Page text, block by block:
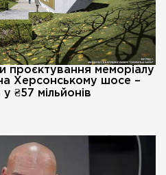
проєктування меморіалу
Херсонському шосе –
₴57 мільйонів